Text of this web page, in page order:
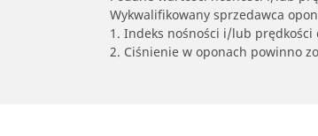
Wykwalifikowany sprzedawca
1. Indeks nośności i/lub
2. Ciśnienie w oponach powinno